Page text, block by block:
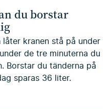
du borstar
kranen stå på under
de tre minuterna du
Borstar du tänderna på
sparas 36 liter.